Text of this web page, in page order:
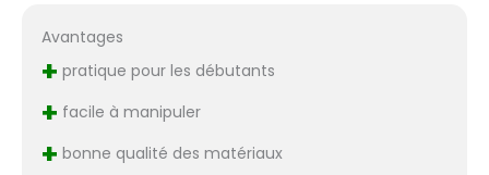
Avantages
+ pratique pour les débutants
+ facile à manipuler
+ bonne qualité des matériaux